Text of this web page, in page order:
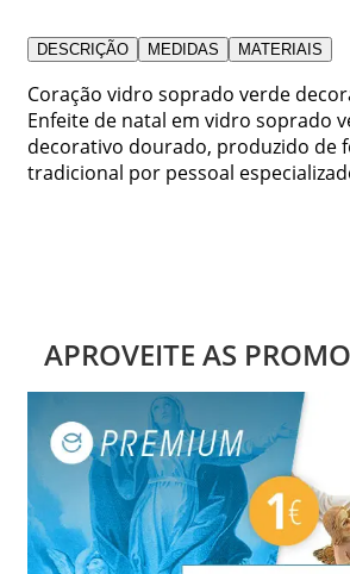
DESCRIÇÃO MEDIDAS MATERIAIS
Coração vidro soprado verde
Enfeite de natal em vidro soprado
decorativo dourado, produzido de
tradicional por pessoal
APROVEITE AS